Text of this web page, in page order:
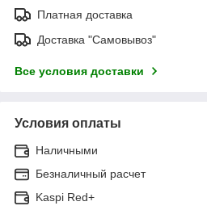
Платная доставка
Доставка "Самовывоз"
Все условия доставки
Условия оплаты
Наличными
Безналичный расчет
Kaspi Red+